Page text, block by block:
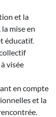
et la
mise en
éducatif.
visée
en compte
et la